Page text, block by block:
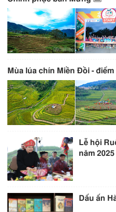
Mùa lúa chín Miền Đồi -
Lễ hội
năm 2025
Dấu ấn